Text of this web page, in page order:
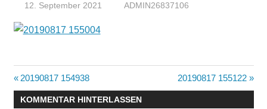
12. September 2021 ADMIN26837106
Beitragsnavigation
Vorheriger
Beitrag:
20190817 154938
Nächster
Beitrag:
20190817 155122
KOMMENTAR HINTERLASSEN